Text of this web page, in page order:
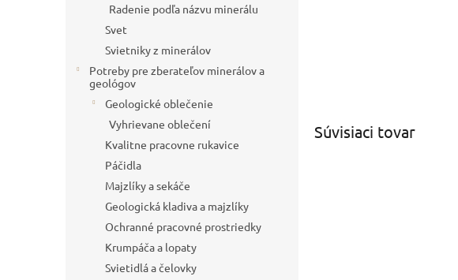
Radenie podľa názvu minerálu
Svet
Svietniky z minerálov
Potreby pre zberateľov minerálov a
geológov
Geologické oblečenie
Vyhrievane oblečení
Kvalitne pracovne rukavice
Páčidla
Majzlíky a sekáče
Geologická kladiva a majzlíky
Ochranné pracovné prostriedky
Krumpáča a lopaty
Svietidlá a čelovky
Súvisiaci tovar